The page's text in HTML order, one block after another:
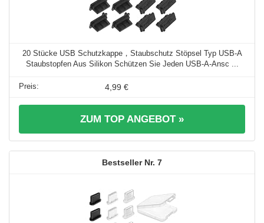
20 Stücke USB Schutzkappe，Staubschutz Stöpsel Typ USB-A
Staubstopfen Aus Silikon Schützen Sie Jeden USB-A-Ansc ...
4,99 €
ZUM TOP ANGEBOT »
7